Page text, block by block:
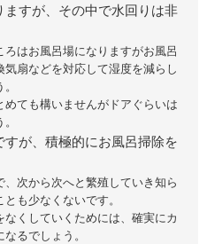
すが、その中で水回りは非
はお風呂場になりますがお風呂
扇などを対応して湿度を減らし
ても構いませんがドアぐらいは
が、積極的にお風呂掃除を
次から次へと繁殖していき知ら
も少なくないです。
くしていくためには、確実にカ
るでしょう。